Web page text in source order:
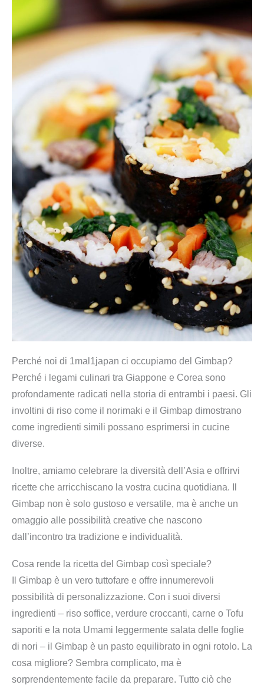
Perché noi di 1mal1japan ci occupiamo del Gimbap?
Perché i legami culinari tra Giappone e Corea sono
profondamente radicati nella storia di entrambi i paesi. Gli
involtini di riso come il norimaki e il Gimbap dimostrano
come ingredienti simili possano esprimersi in cucine
diverse.
Inoltre, amiamo celebrare la diversità dell’Asia e offrirvi
ricette che arricchiscano la vostra cucina quotidiana. Il
Gimbap non è solo gustoso e versatile, ma è anche un
omaggio alle possibilità creative che nascono
dall’incontro tra tradizione e individualità.
Cosa rende la ricetta del Gimbap così speciale?
Il Gimbap è un vero tuttofare e offre innumerevoli
possibilità di personalizzazione. Con i suoi diversi
ingredienti – riso soffice, verdure croccanti, carne o Tofu
saporiti e la nota Umami leggermente salata delle foglie
di nori – il Gimbap è un pasto equilibrato in ogni rotolo. La
cosa migliore? Sembra complicato, ma è
sorprendentemente facile da preparare. Tutto ciò che